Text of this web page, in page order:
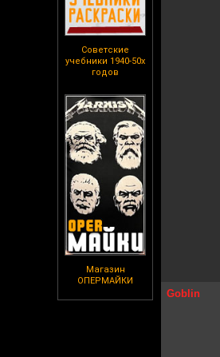
Советские
учебники 1940-50х
годов
Магазин
ОПЕРМАЙКИ
Goblin